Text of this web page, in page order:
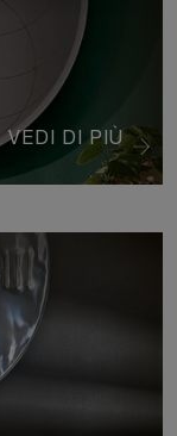
VEDI DI PIÙ